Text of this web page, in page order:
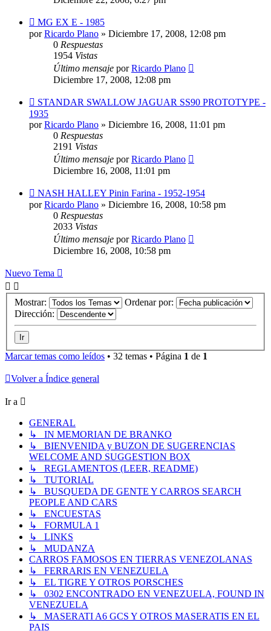
MG EX E - 1985
porRicardo Plano » Diciembre 17, 2008, 12:08 pm
0 Respuestas
1954 Vistas
Último mensaje porRicardo Plano
Diciembre 17, 2008, 12:08 pm
STANDAR SWALLOW JAGUAR SS90 PROTOTYPE -
1935
porRicardo Plano » Diciembre 16, 2008, 11:01 pm
0 Respuestas
2191 Vistas
Último mensaje porRicardo Plano
Diciembre 16, 2008, 11:01 pm
NASH HALLEY Pinin Farina - 1952-1954
porRicardo Plano » Diciembre 16, 2008, 10:58 pm
0 Respuestas
2033 Vistas
Último mensaje porRicardo Plano
Diciembre 16, 2008, 10:58 pm
Nuevo Tema
Mostrar:
Ordenar por:
Dirección:
Marcar temas como leídos • 32 temas • Página 1 de 1
Volver a Índice general
Ir a
GENERAL
↳ IN MEMORIAN DE BRANKO
↳ BIENVENIDA y BUZON DE SUGERENCIAS
WELCOME AND SUGGESTION BOX
↳ REGLAMENTOS (LEER, README)
↳ TUTORIAL
↳ BUSQUEDA DE GENTE Y CARROS SEARCH
PEOPLE AND CARS
↳ ENCUESTAS
↳ FORMULA 1
↳ LINKS
↳ MUDANZA
CARROS FAMOSOS EN TIERRAS VENEZOLANAS
↳ FERRARIS EN VENEZUELA
↳ EL TIGRE Y OTROS PORSCHES
↳ 0302 ENCONTRADO EN VENEZUELA, FOUND IN
VENEZUELA
↳ MASERATI A6 GCS Y OTROS MASERATIS EN EL
PAIS